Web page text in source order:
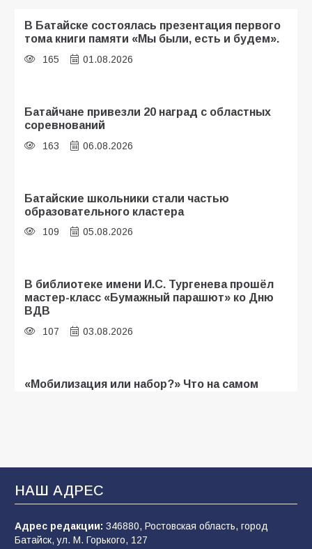
В Батайске состоялась презентация первого
тома книги памяти «Мы были, есть и будем».
165 01.08.2026
Батайчане привезли 20 наград с областных
соревнований
163 06.08.2026
Батайские школьники стали частью
образовательного кластера
109 05.08.2026
В библиотеке имени И.С. Тургенева прошёл
мастер-класс «Бумажный парашют» ко Дню
ВДВ
107 03.08.2026
«Мобилизация или набор?» Что на самом
В Батайске продолжаются дорожные работы
99 04.08.2026
НАШ АДРЕС
Адрес редакции: 346880, Ростовская область, город
Батайск, ул. М. Горького, 127